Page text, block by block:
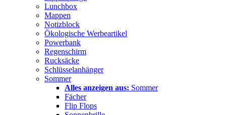
Lunchbox
Mappen
Notizblock
Ökologische Werbeartikel
Powerbank
Regenschirm
Rucksäcke
Schlüsselanhänger
Sommer
Alles anzeigen aus: Sommer
Fächer
Flip Flops